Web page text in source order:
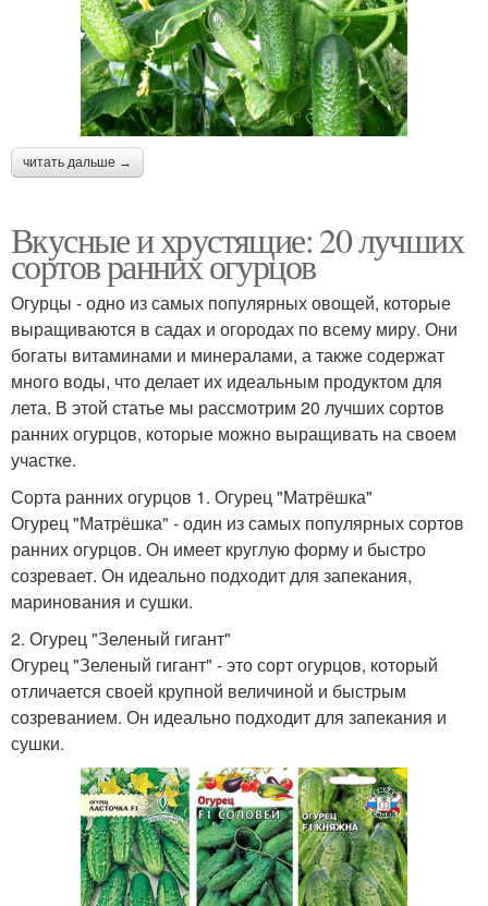
читать дальше →
Вкусные и хрустящие: 20 лучших
сортов ранних огурцов
Огурцы - одно из самых популярных овощей, которые
выращиваются в садах и огородах по всему миру. Они
богаты витаминами и минералами, а также содержат
много воды, что делает их идеальным продуктом для
лета. В этой статье мы рассмотрим 20 лучших сортов
ранних огурцов, которые можно выращивать на своем
участке.
Сорта ранних огурцов 1. Огурец "Матрёшка"
Огурец "Матрёшка" - один из самых популярных сортов
ранних огурцов. Он имеет круглую форму и быстро
созревает. Он идеально подходит для запекания,
маринования и сушки.
2. Огурец "Зеленый гигант"
Огурец "Зеленый гигант" - это сорт огурцов, который
отличается своей крупной величиной и быстрым
созреванием. Он идеально подходит для запекания и
сушки.